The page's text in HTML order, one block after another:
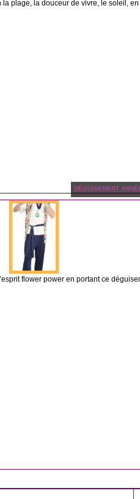
plage, la douceur de vivre, le soleil, en
DÉGUISEMENT
flower power en portant ce